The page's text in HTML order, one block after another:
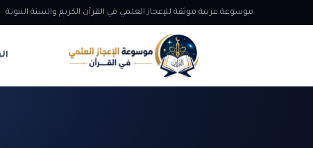
موسوعة عربية موثقة للإعجاز العلمي في القرآن الكريم والسنة النبوية